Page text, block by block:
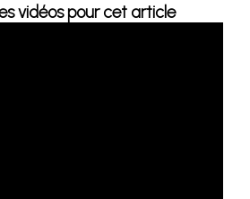
vidéos pour cet article